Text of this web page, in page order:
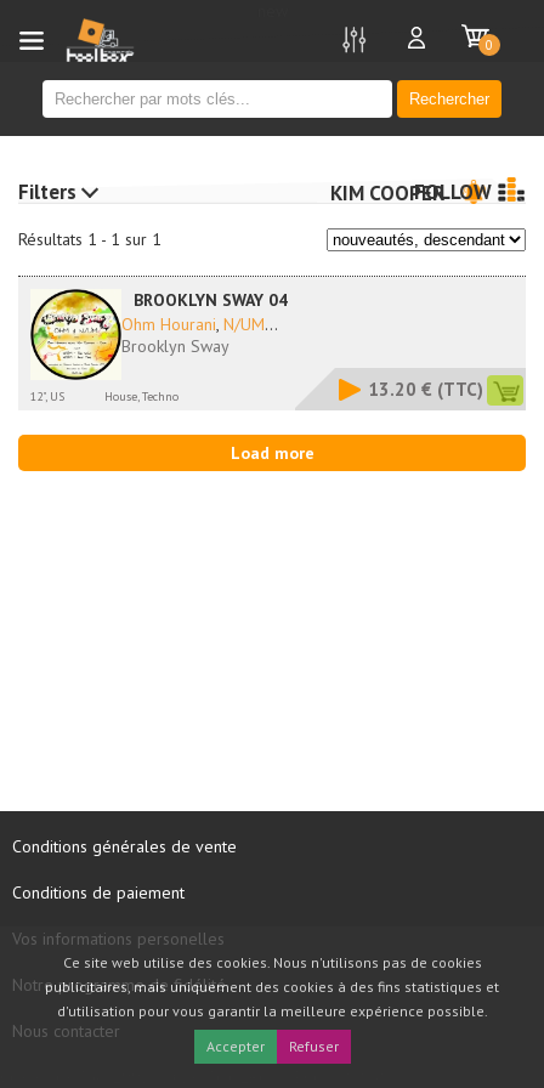
Rechercher
0
Résultats 1 - 1 sur 1
KIM COOPERFOLLOW
BROOKLYN SWAY 04
Ohm Hourani, N/UM...
Brooklyn Sway
12", US House, Techno 13.20 € (TTC)
Load more
Filters
Conditions générales de vente
Conditions de paiement
Vos informations personelles
Notre programme de fidélité
Nous contacter
Ce site web utilise des cookies. Nous n'utilisons pas de cookies
publicitaires, mais uniquement des cookies à des fins statistiques et
d'utilisation pour vous garantir la meilleure expérience possible.
Accepter
Refuser